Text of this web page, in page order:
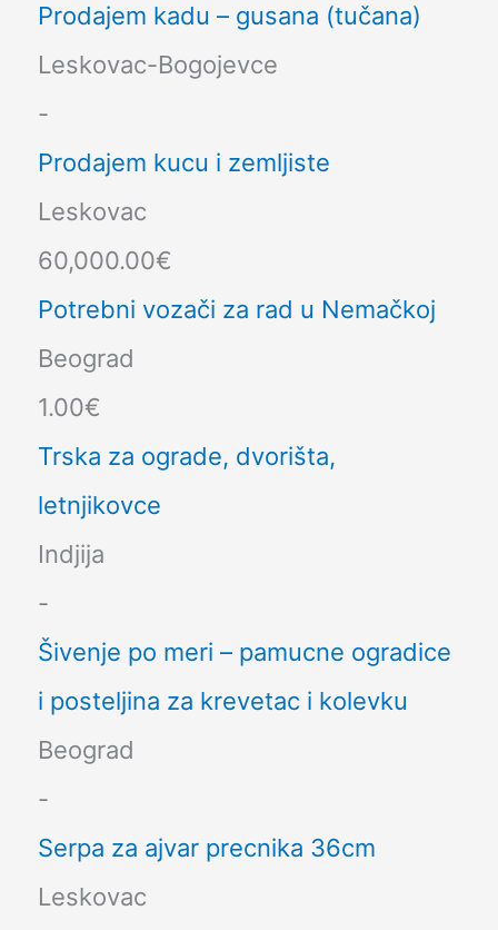
Prodajem kadu – gusana (tučana)
Leskovac-Bogojevce
-
Prodajem kucu i zemljiste
Leskovac
60,000.00€
Potrebni vozači za rad u Nemačkoj
Beograd
1.00€
Trska za ograde, dvorišta,
letnjikovce
Indjija
-
Šivenje po meri – pamucne ogradice
i posteljina za krevetac i kolevku
Beograd
-
Serpa za ajvar precnika 36cm
Leskovac